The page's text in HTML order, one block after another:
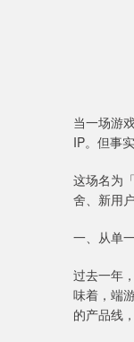
当一场游
IP。但事
这场名为
舍、新用
一、从单
过去一年
味着，端
的产品线